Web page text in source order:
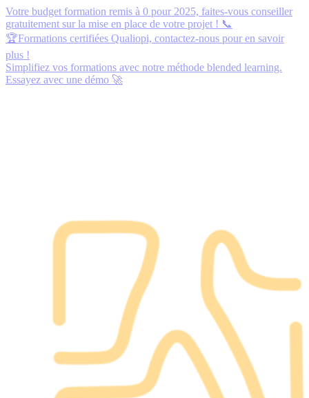
Votre budget formation remis à 0 pour 2025, faites-vous conseiller
gratuitement sur la mise en place de votre projet ! 📞
🏆Formations certifiées Qualiopi, contactez-nous pour en savoir
plus !
Simplifiez vos formations avec notre méthode blended learning.
Essayez avec une démo 🚀